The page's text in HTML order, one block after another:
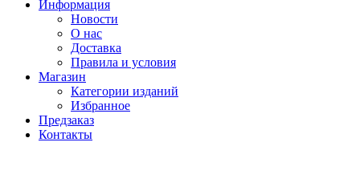
Информация
Новости
О нас
Доставка
Правила и условия
Магазин
Категории изданий
Избранное
Предзаказ
Контакты